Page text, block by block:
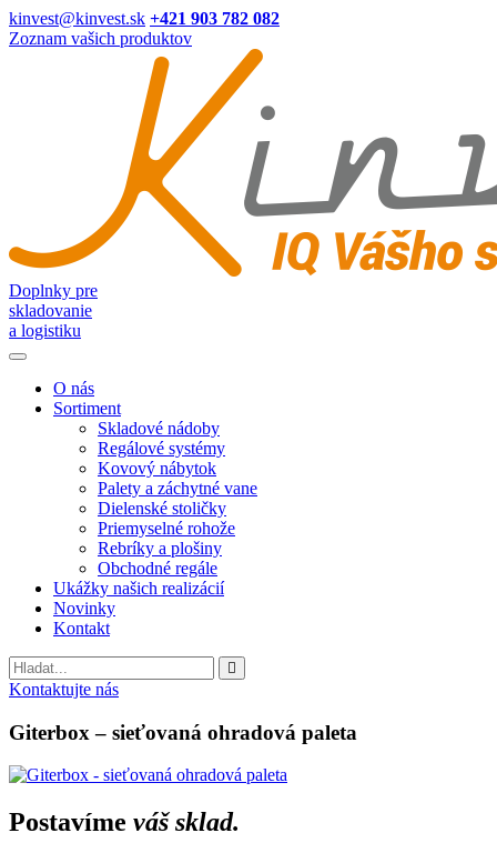
kinvest@kinvest.sk +421 903 782 082
Zoznam vašich produktov
Doplnky pre
skladovanie
a logistiku
O nás
Sortiment
Skladové nádoby
Regálové systémy
Kovový nábytok
Palety a záchytné vane
Dielenské stoličky
Priemyselné rohože
Rebríky a plošiny
Obchodné regále
Ukážky našich realizácií
Novinky
Kontakt
Vyhladavanie
Kontaktujte nás
Giterbox – sieťovaná ohradová paleta
Postavíme váš sklad.